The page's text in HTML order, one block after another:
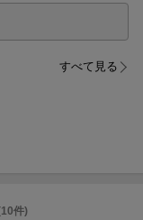
すべて見る
件)